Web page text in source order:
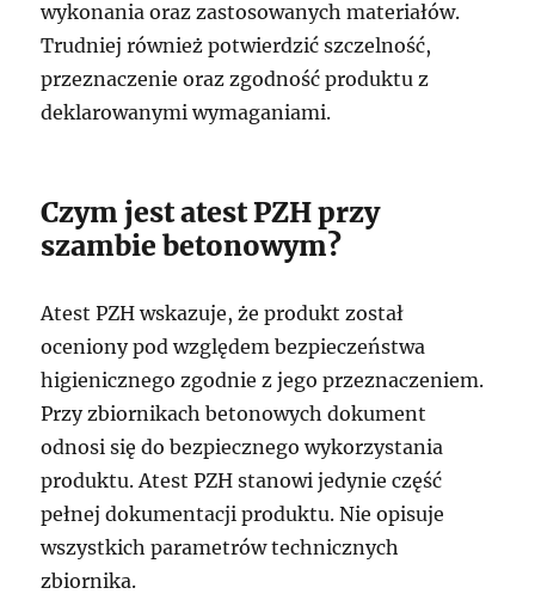
wykonania oraz zastosowanych materiałów.
Trudniej również potwierdzić szczelność,
przeznaczenie oraz zgodność produktu z
deklarowanymi wymaganiami.
Czym jest atest PZH przy
szambie betonowym?
Atest PZH wskazuje, że produkt został
oceniony pod względem bezpieczeństwa
higienicznego zgodnie z jego przeznaczeniem.
Przy zbiornikach betonowych dokument
odnosi się do bezpiecznego wykorzystania
produktu. Atest PZH stanowi jedynie część
pełnej dokumentacji produktu. Nie opisuje
wszystkich parametrów technicznych
zbiornika.